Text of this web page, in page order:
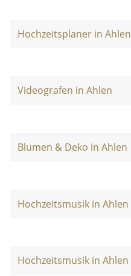
Hochzeitsplaner in Ahlen
Videografen in Ahlen
Blumen & Deko in Ahlen
Hochzeitsmusik in Ahlen
Hochzeitsmusik in Ahlen